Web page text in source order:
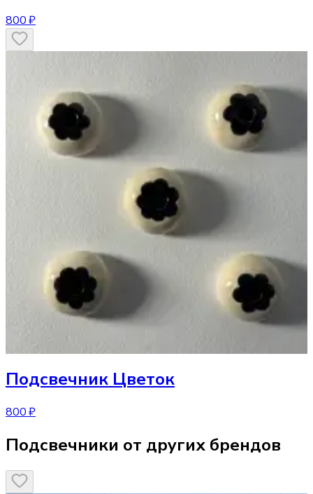
800 ₽
Подсвечник Цветок
800 ₽
Подсвечники от других брендов